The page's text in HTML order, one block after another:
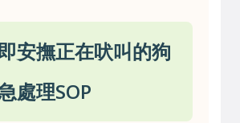
安撫正在吠叫的狗
處理SOP